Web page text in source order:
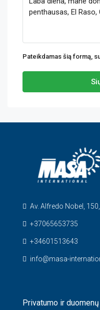
Pateikdamas šią formą,
Av. Alfredo Nobel,
+37065653735
+34601513643
info@masa-
Privatumo ir